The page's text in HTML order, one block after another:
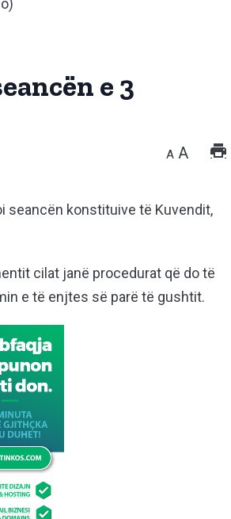
e 3
A A
seancën konstituive të Kuvendit,
cilat janë procedurat që do të
e të enjtes së parë të gushtit.